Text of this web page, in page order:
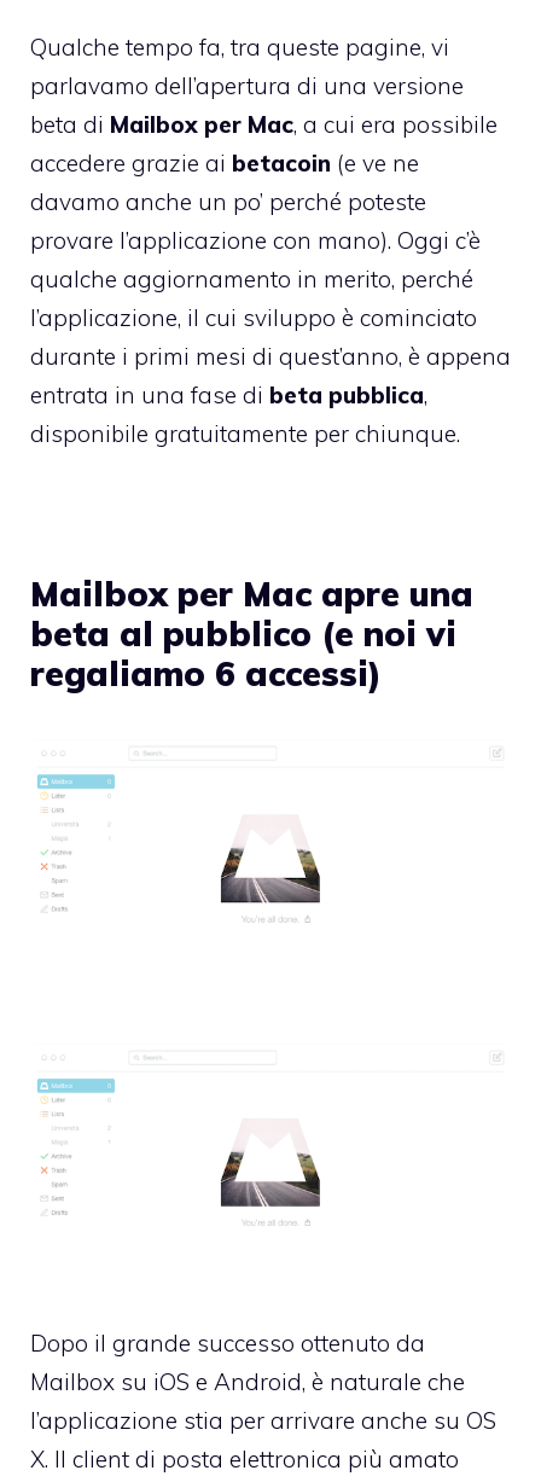
Qualche tempo fa, tra queste pagine, vi
parlavamo dell’apertura di una versione
beta di Mailbox per Mac, a cui era possibile
accedere grazie ai betacoin (e ve ne
davamo anche un po’ perché poteste
provare l’applicazione con mano). Oggi c’è
qualche aggiornamento in merito, perché
l’applicazione, il cui sviluppo è cominciato
durante i primi mesi di quest’anno, è appena
entrata in una fase di beta pubblica,
disponibile gratuitamente per chiunque.
Mailbox per Mac apre una
beta al pubblico (e noi vi
regaliamo 6 accessi)
Dopo il grande successo ottenuto da
Mailbox su iOS e Android, è naturale che
l’applicazione stia per arrivare anche su OS
X. Il client di posta elettronica più amato